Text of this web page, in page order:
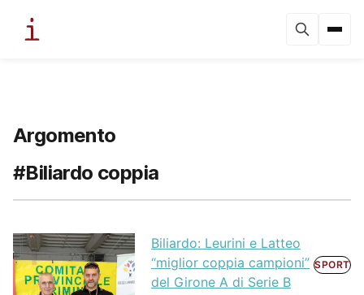
Argomento
#Biliardo coppia
Biliardo: Leurini e Latteo
“miglior coppia campioni”
del Girone A di Serie B
SPORT